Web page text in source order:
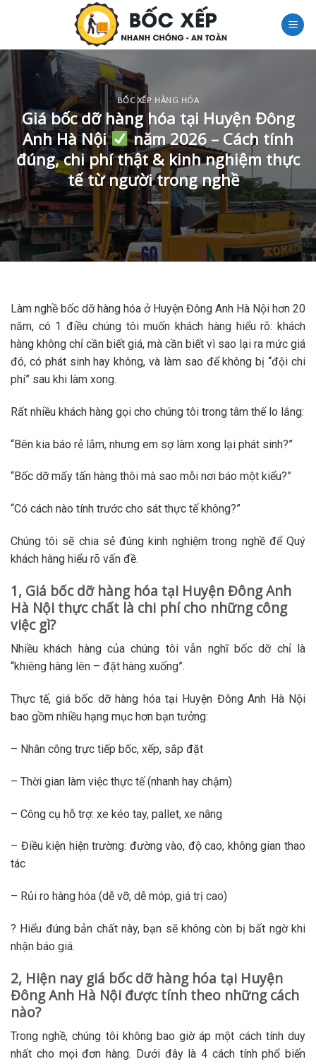
BỐC XẾP HÀNG HÓA
Giá bốc dỡ hàng hóa tại Huyện Đông
Anh Hà Nội
năm 2026 – Cách tính
đúng, chi phí thật & kinh nghiệm thực
tế từ người trong nghề
Làm nghề bốc dỡ hàng hóa ở Huyện Đông Anh Hà Nội hơn 20
năm, có 1 điều chúng tôi muốn khách hàng hiểu rõ: khách
hàng không chỉ cần biết giá, mà cần biết vì sao lại ra mức giá
đó, có phát sinh hay không, và làm sao để không bị “đội chi
phí” sau khi làm xong.
Rất nhiều khách hàng gọi cho chúng tôi trong tâm thế lo lắng:
“Bên kia báo rẻ lắm, nhưng em sợ làm xong lại phát sinh?”
“Bốc dỡ mấy tấn hàng thôi mà sao mỗi nơi báo một kiểu?”
“Có cách nào tính trước cho sát thực tế không?”
Chúng tôi sẽ chia sẻ đúng kinh nghiệm trong nghề để Quý
khách hàng hiểu rõ vấn đề.
1, Giá bốc dỡ hàng hóa tại Huyện Đông Anh
Hà Nội thực chất là chi phí cho những công
việc gì?
Nhiều khách hàng của chúng tôi vẫn nghĩ bốc dỡ chỉ là
“khiêng hàng lên – đặt hàng xuống”.
Thực tế, giá bốc dỡ hàng hóa tại Huyện Đông Anh Hà Nội
bao gồm nhiều hạng mục hơn bạn tưởng:
– Nhân công trực tiếp bốc, xếp, sắp đặt
– Thời gian làm việc thực tế (nhanh hay chậm)
– Công cụ hỗ trợ: xe kéo tay, pallet, xe nâng
– Điều kiện hiện trường: đường vào, độ cao, không gian thao
tác
– Rủi ro hàng hóa (dễ vỡ, dễ móp, giá trị cao)
? Hiểu đúng bản chất này, bạn sẽ không còn bị bất ngờ khi
nhận báo giá.
2, Hiện nay giá bốc dỡ hàng hóa tại Huyện
Đông Anh Hà Nội được tính theo những cách
nào?
Trong nghề, chúng tôi không bao giờ áp một cách tính duy
nhất cho mọi đơn hàng. Dưới đây là 4 cách tính phổ biến